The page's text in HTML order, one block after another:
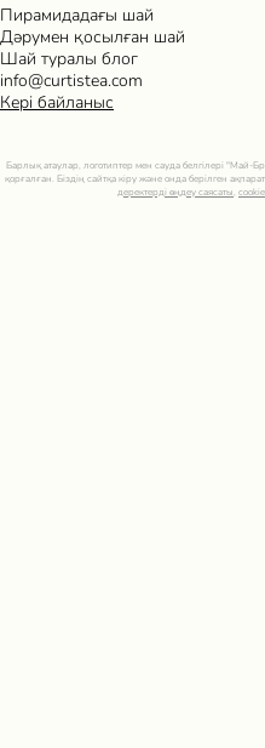
Пирамидадағы шай
Дәрумен қосылған шай
Шай туралы блог
Кері байланыс
info@curtistea.com
Барлық атаулар, логотиптер мен сауда белгілері
қорғалған. Біздің сайтқа кіру және онда берілген
деректерді өңдеу саясаты, cookie